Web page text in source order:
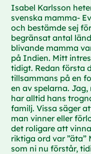
Isabel Karlsson
svenska mamma-
och bestämde sej
begränsat antal
blivande mamma
på Indien. Mitt
tidigt. Redan första
tillsammans på en
en av spelarna.
har alltid hans
familj. Vissa säger
man vinner eller
det roligare att
riktiga ord var ”äta”
som ni nu förstår,